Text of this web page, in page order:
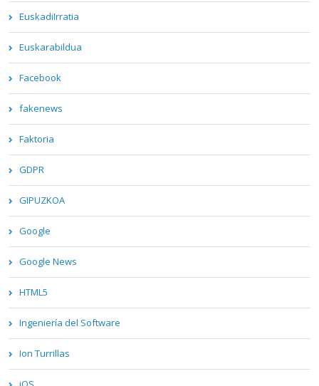
EuskadiIrratia
Euskarabildua
Facebook
fakenews
Faktoria
GDPR
GIPUZKOA
Google
Google News
HTML5
Ingeniería del Software
Ion Turrillas